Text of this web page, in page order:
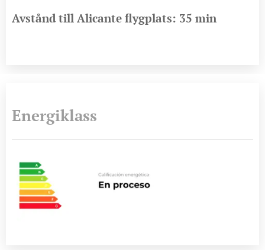
Avstånd till Alicante flygplats: 35 min
Energiklass